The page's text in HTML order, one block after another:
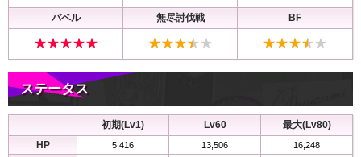
バベル 無尽討伐戦 BF
ステータス
初期(Lv1) Lv60
最大(Lv80)
HP
5,416 13,506 16,248